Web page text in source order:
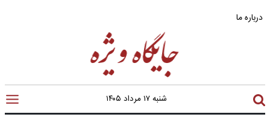
درباره ما
شنبه ۱۷ مرداد ۱۴۰۵